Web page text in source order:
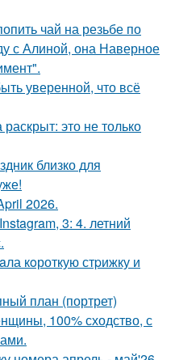
чай на резьбе по
с Алиной, она Наверное
уверенной, что всё
это не только
близко для
2026.
3: 4. летний
кoроткую стpижку и
план (портрет)
100% сходство, с